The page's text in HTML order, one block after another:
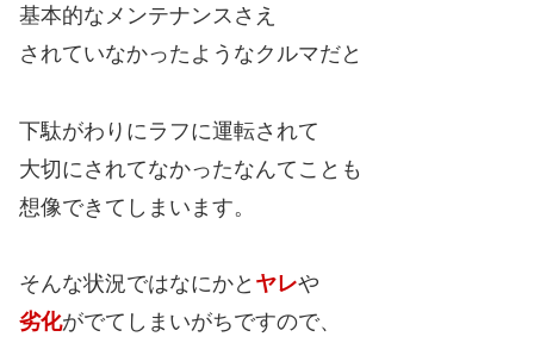
基本的なメンテナンスさえ
されていなかったようなクルマだと
下駄がわりにラフに運転されて
大切にされてなかったなんてことも
想像できてしまいます。
そんな状況ではなにかと ヤレや
劣化がでてしまいがちですので、